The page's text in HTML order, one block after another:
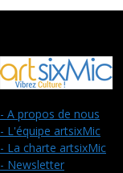
- A propos de nous
- L'équipe artsixMic
- La charte artsixMic
- Newsletter